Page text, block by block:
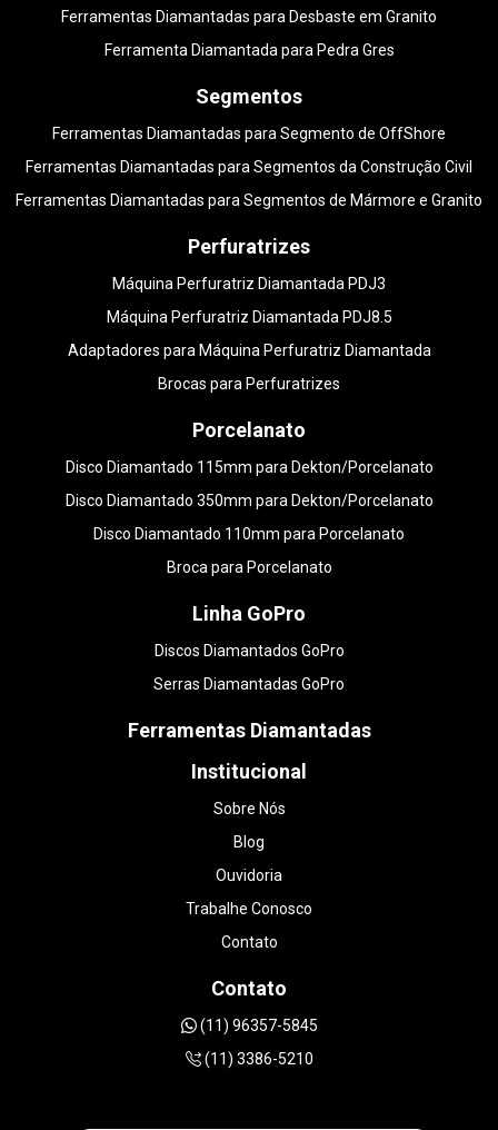
Ferramentas Diamantadas para Desbaste em Granito
Ferramenta Diamantada para Pedra Gres
Segmentos
Ferramentas Diamantadas para Segmento de OffShore
Ferramentas Diamantadas para Segmentos da Construção Civil
Ferramentas Diamantadas para Segmentos de Mármore e Granito
Perfuratrizes
Máquina Perfuratriz Diamantada PDJ3
Máquina Perfuratriz Diamantada PDJ8.5
Adaptadores para Máquina Perfuratriz Diamantada
Brocas para Perfuratrizes
Porcelanato
Disco Diamantado 115mm para Dekton/Porcelanato
Disco Diamantado 350mm para Dekton/Porcelanato
Disco Diamantado 110mm para Porcelanato
Broca para Porcelanato
Linha GoPro
Discos Diamantados GoPro
Serras Diamantadas GoPro
Ferramentas Diamantadas
Institucional
Sobre Nós
Blog
Ouvidoria
Trabalhe Conosco
Contato
Contato
(11) 96357-5845
(11) 3386-5210